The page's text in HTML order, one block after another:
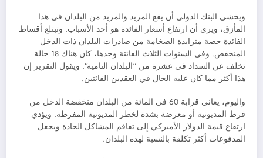
ويخشى البنك الدولي أن يقع المزيد والمزيد من البلدان في هذا
المأزق، ويرى أن ارتفاع أسعار الفائدة هو أحد الأسباب. وتبتلع أقساط
الفائدة حصة متزايدة الضخامة من صادرات البلدان ذات الدخل
المنخفض. وفي السنوات الثلاث الفائتة وحدها، كان هناك 18 حالة
تخلف عن السداد في عشرة من “البلدان النامية”. ويقول التقرير إن
هذا أكثر مما كان عليه الحال في العقدين الفائتين.
واليوم، يعاني قرابة 60 في المائة من البلدان منخفضة الدخل من
فرط المديونية أو معرضة بشدة لخطر المديونية المفرطة. ويؤدي
ارتفاع قيمة الدولار الأميركي إلى تفاقم المشاكل الحادة ويجعل
المدفوعات أكثر تكلفة بالنسبة لهذه البلدان.